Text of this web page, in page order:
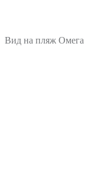
Вид на пляж Омега